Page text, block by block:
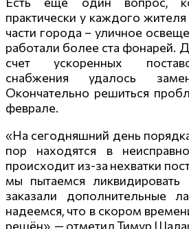
практически у каждого
части города – уличное
работали более ста фонарей.
счет ускоренных
снабжения удалось
Окончательно решиться
феврале.
«На сегодняшний день
пор находятся в
происходит из-за нехватки
мы пытаемся
заказали дополнительные
надеемся, что в скором
решён», — отметил Тимур